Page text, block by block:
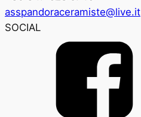
asspandoraceramiste@live.it
SOCIAL